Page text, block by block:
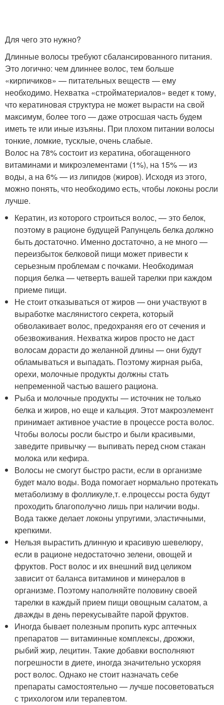
Для чего это нужно?
Длинные волосы требуют сбалансированного питания.
Это логично: чем длиннее волос, тем больше
«кирпичиков» — питательных веществ — ему
необходимо. Нехватка «стройматериалов» ведет к тому,
что кератиновая структура не может вырасти на свой
максимум, более того — даже отросшая часть будем
иметь те или иные изъяны. При плохом питании волосы
тонкие, ломкие, тусклые, очень слабые.
Волос на 78% состоит из кератина, обогащенного
витаминами и микроэлементами (1%), на 15% — из
воды, а на 6% — из липидов (жиров). Исходя из этого,
можно понять, что необходимо есть, чтобы локоны росли
лучше.
Кератин, из которого строиться волос, — это белок,
поэтому в рационе будущей Рапунцель белка должно
быть достаточно. Именно достаточно, а не много —
переизбыток белковой пищи может привести к
серьезным проблемам с почками. Необходимая
порция белка — четверть вашей тарелки при каждом
приеме пищи.
Не стоит отказываться от жиров — они участвуют в
выработке маслянистого секрета, который
обволакивает волос, предохраняя его от сечения и
обезвоживания. Нехватка жиров просто не даст
волосам дорасти до желанной длины — они будут
обламываться и выпадать. Поэтому жирная рыба,
орехи, молочные продукты должны стать
непременной частью вашего рациона.
Рыба и молочные продукты — источник не только
белка и жиров, но еще и кальция. Этот макроэлемент
принимает активное участие в процессе роста волос.
Чтобы волосы росли быстро и были красивыми,
заведите привычку — выпивать перед сном стакан
молока или кефира.
Волосы не смогут быстро расти, если в организме
будет мало воды. Вода помогает нормально протекать
метаболизму в фолликуле,т. е.процессы роста будут
проходить благополучно лишь при наличии воды.
Вода также делает локоны упругими, эластичными,
крепкими.
Нельзя вырастить длинную и красивую шевелюру,
если в рационе недостаточно зелени, овощей и
фруктов. Рост волос и их внешний вид целиком
зависит от баланса витаминов и минералов в
организме. Поэтому наполняйте половину своей
тарелки в каждый прием пищи овощным салатом, а
дважды в день перекусывайте парой фруктов.
Иногда бывает полезным пропить курс аптечных
препаратов — витаминные комплексы, дрожжи,
рыбий жир, лецитин. Такие добавки восполняют
погрешности в диете, иногда значительно ускоряя
рост волос. Однако не стоит назначать себе
препараты самостоятельно — лучше посоветоваться
с трихологом или терапевтом.